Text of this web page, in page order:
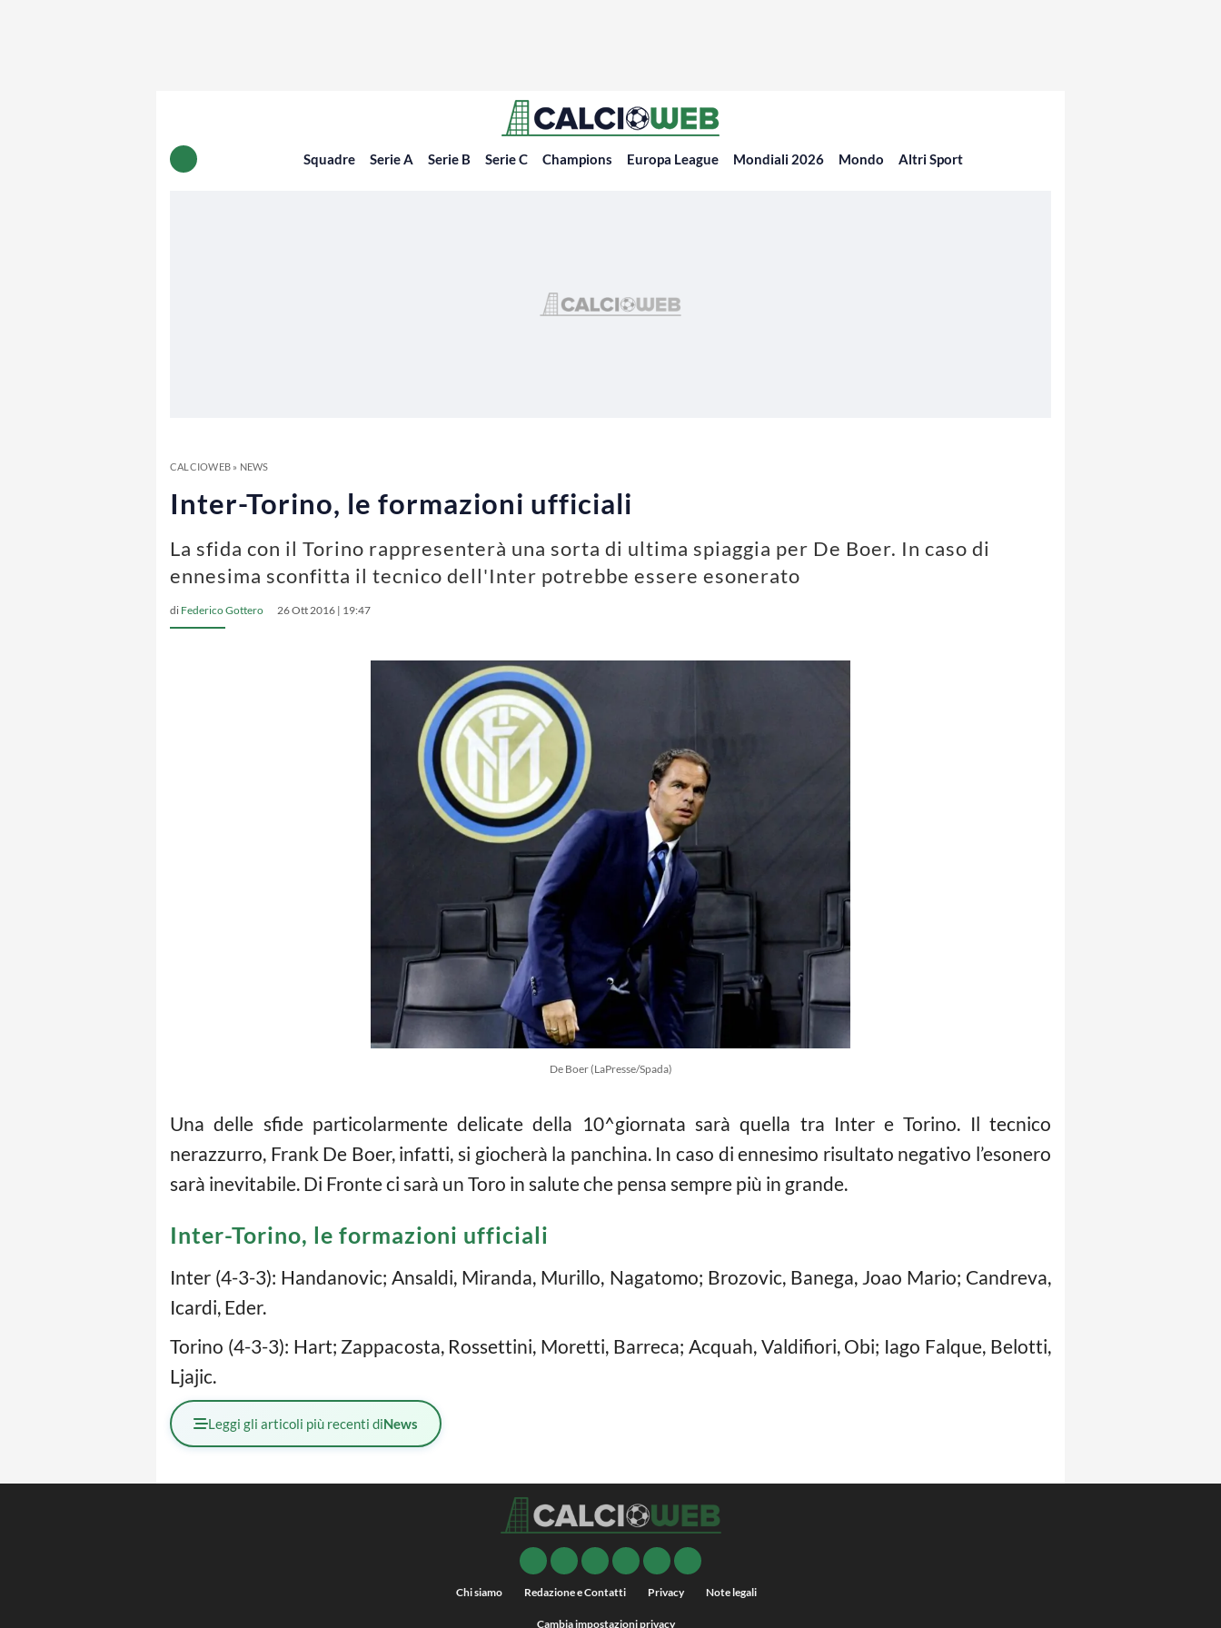
Squadre Serie A Serie B Serie C Champions Europa League Mondiali 2026 Mondo Altri Sport
CALCIOWEB» NEWS
Inter-Torino, le formazioni ufficiali
La sfida con il Torino rappresenterà una sorta di ultima spiaggia per De Boer. In caso di
ennesima sconfitta il tecnico dell'Inter potrebbe essere esonerato
di Federico Gottero 26 Ott 2016 | 19:47
De Boer (LaPresse/Spada)
Una delle sfide particolarmente delicate della 10^giornata sarà quella tra Inter e Torino. Il tecnico
nerazzurro, Frank De Boer, infatti, si giocherà la panchina. In caso di ennesimo risultato negativo l’esonero
sarà inevitabile. Di Fronte ci sarà un Toro in salute che pensa sempre più in grande.
Inter-Torino, le formazioni ufficiali
Inter (4-3-3): Handanovic; Ansaldi, Miranda, Murillo, Nagatomo; Brozovic, Banega, Joao Mario; Candreva,
Icardi, Eder.
Torino (4-3-3): Hart; Zappacosta, Rossettini, Moretti, Barreca; Acquah, Valdifiori, Obi; Iago Falque, Belotti,
Ljajic.
Leggi gli articoli più recenti diNews
Chi siamo Redazione e Contatti Privacy Note legali
Cambia impostazioni privacy